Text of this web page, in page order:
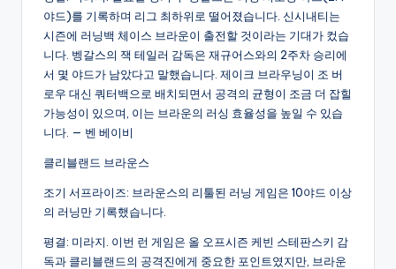
야드)를 기록하며 리그 최하위로 떨어졌습니다. 신시내티는
시즌에 러닝백 체이스 브라운이 출전할 것이라는 기대가 컸습
니다. 벵갈스의 잭 테일러 감독은 재규어스와의 2주차 승리에
서 몇 야드가 남았다고 말했습니다. 제이크 브라우닝이 조 버
로우 대신 쿼터백으로 배치되면서 공격의 균형이 조금 더 잡힐
가능성이 있으며, 이는 브라운의 러싱 효율성을 높일 수 있습
니다. — 벤 베이비
클리블랜드 브라운스
조기 서프라이즈: 브라운스의 리툴된 러닝 게임은 10야드 이상
의 러닝만 기록했습니다.
평결: 미라지. 이번 런 게임은 올 오프시즌 케빈 스테판스키 감
독과 클리블랜드의 공격진에게 중요한 포인트였지만, 브라운